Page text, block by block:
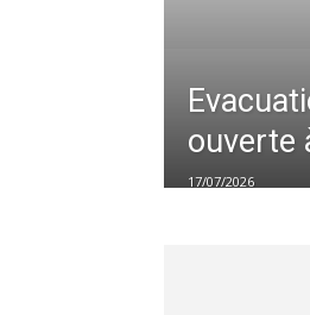
ouverte
17/07/2026